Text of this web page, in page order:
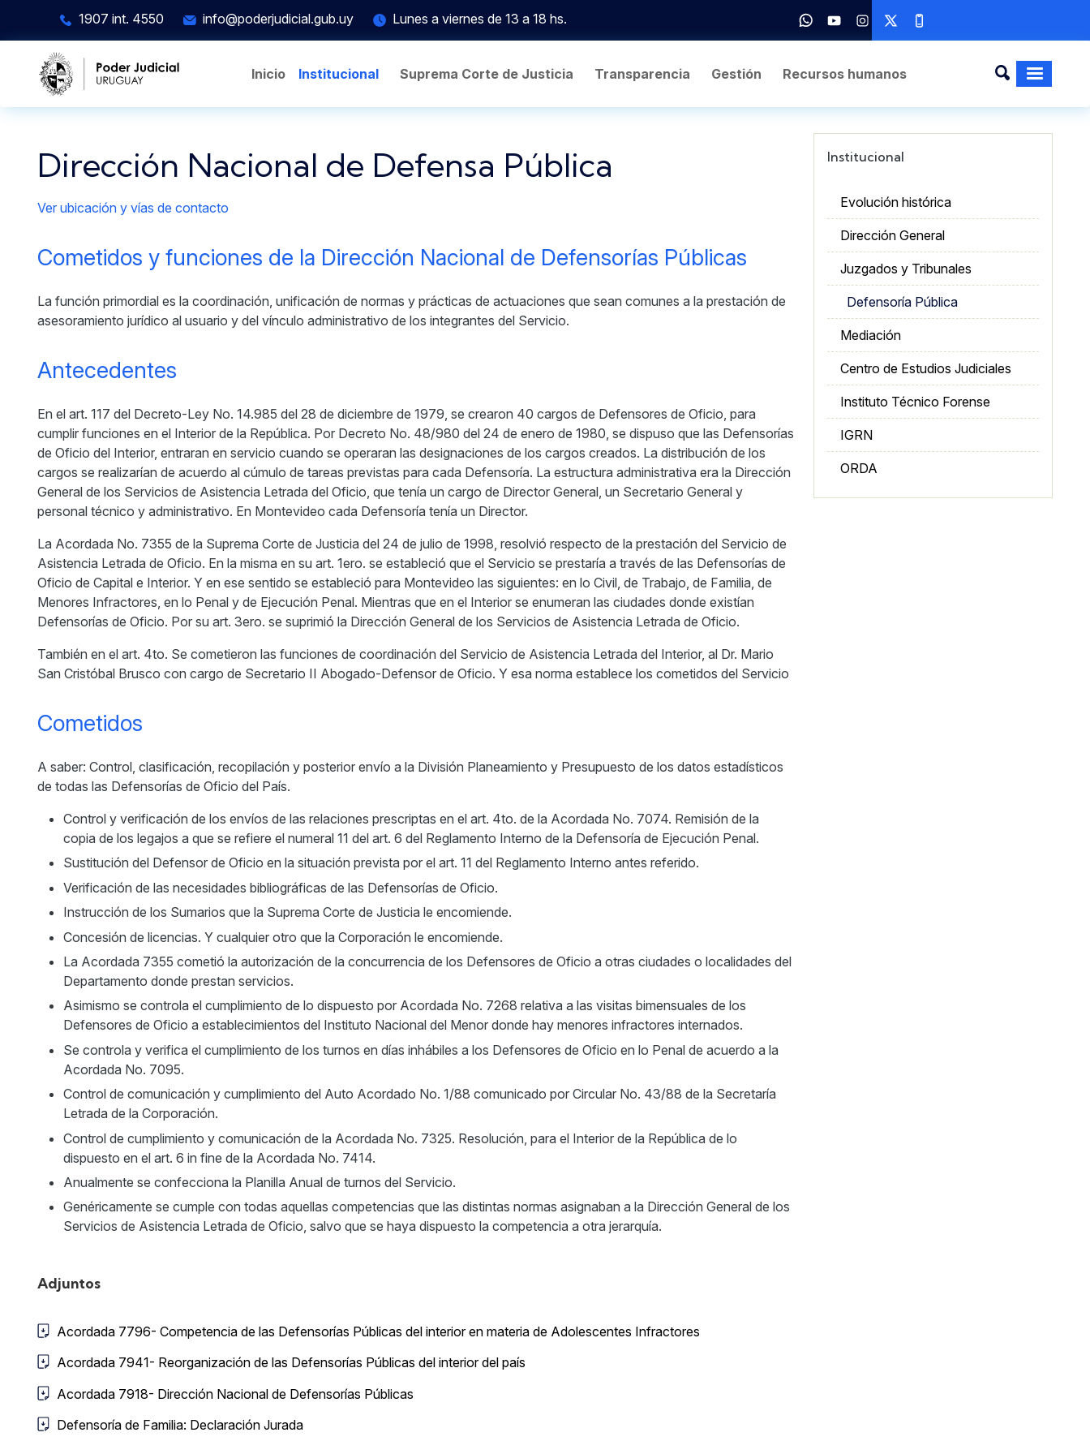
1907 int. 4550 info@poderjudicial.gub.uy Lunes a viernes de 13 a 18 hs.
Inicio Institucional Suprema Corte de Justicia Transparencia Gestión Recursos humanos
Dirección Nacional de Defensa Pública
Ver ubicación y vías de contacto
Cometidos y funciones de la Dirección Nacional de Defensorías Públicas
La función primordial es la coordinación, unificación de normas y prácticas de actuaciones que sean comunes a la prestación de
asesoramiento jurídico al usuario y del vínculo administrativo de los integrantes del Servicio.
Antecedentes
En el art. 117 del Decreto-Ley No. 14.985 del 28 de diciembre de 1979, se crearon 40 cargos de Defensores de Oficio, para
cumplir funciones en el Interior de la República. Por Decreto No. 48/980 del 24 de enero de 1980, se dispuso que las Defensorías
de Oficio del Interior, entraran en servicio cuando se operaran las designaciones de los cargos creados. La distribución de los
cargos se realizarían de acuerdo al cúmulo de tareas previstas para cada Defensoría. La estructura administrativa era la Dirección
General de los Servicios de Asistencia Letrada del Oficio, que tenía un cargo de Director General, un Secretario General y
personal técnico y administrativo. En Montevideo cada Defensoría tenía un Director.
La Acordada No. 7355 de la Suprema Corte de Justicia del 24 de julio de 1998, resolvió respecto de la prestación del Servicio de
Asistencia Letrada de Oficio. En la misma en su art. 1ero. se estableció que el Servicio se prestaría a través de las Defensorías de
Oficio de Capital e Interior. Y en ese sentido se estableció para Montevideo las siguientes: en lo Civil, de Trabajo, de Familia, de
Menores Infractores, en lo Penal y de Ejecución Penal. Mientras que en el Interior se enumeran las ciudades donde existían
Defensorías de Oficio. Por su art. 3ero. se suprimió la Dirección General de los Servicios de Asistencia Letrada de Oficio.
También en el art. 4to. Se cometieron las funciones de coordinación del Servicio de Asistencia Letrada del Interior, al Dr. Mario
San Cristóbal Brusco con cargo de Secretario II Abogado-Defensor de Oficio. Y esa norma establece los cometidos del Servicio
Cometidos
A saber: Control, clasificación, recopilación y posterior envío a la División Planeamiento y Presupuesto de los datos estadísticos
de todas las Defensorías de Oficio del País.
Control y verificación de los envíos de las relaciones prescriptas en el art. 4to. de la Acordada No. 7074. Remisión de la
copia de los legajos a que se refiere el numeral 11 del art. 6 del Reglamento Interno de la Defensoría de Ejecución Penal.
Sustitución del Defensor de Oficio en la situación prevista por el art. 11 del Reglamento Interno antes referido.
Verificación de las necesidades bibliográficas de las Defensorías de Oficio.
Instrucción de los Sumarios que la Suprema Corte de Justicia le encomiende.
Concesión de licencias. Y cualquier otro que la Corporación le encomiende.
La Acordada 7355 cometió la autorización de la concurrencia de los Defensores de Oficio a otras ciudades o localidades del
Departamento donde prestan servicios.
Asimismo se controla el cumplimiento de lo dispuesto por Acordada No. 7268 relativa a las visitas bimensuales de los
Defensores de Oficio a establecimientos del Instituto Nacional del Menor donde hay menores infractores internados.
Se controla y verifica el cumplimiento de los turnos en días inhábiles a los Defensores de Oficio en lo Penal de acuerdo a la
Acordada No. 7095.
Control de comunicación y cumplimiento del Auto Acordado No. 1/88 comunicado por Circular No. 43/88 de la Secretaría
Letrada de la Corporación.
Control de cumplimiento y comunicación de la Acordada No. 7325. Resolución, para el Interior de la República de lo
dispuesto en el art. 6 in fine de la Acordada No. 7414.
Anualmente se confecciona la Planilla Anual de turnos del Servicio.
Genéricamente se cumple con todas aquellas competencias que las distintas normas asignaban a la Dirección General de los
Servicios de Asistencia Letrada de Oficio, salvo que se haya dispuesto la competencia a otra jerarquía.
Adjuntos
Acordada 7796- Competencia de las Defensorías Públicas del interior en materia de Adolescentes Infractores
Acordada 7941- Reorganización de las Defensorías Públicas del interior del país
Acordada 7918- Dirección Nacional de Defensorías Públicas
Defensoría de Familia: Declaración Jurada
Institucional
Evolución histórica
Dirección General
Juzgados y Tribunales
Defensoría Pública
Mediación
Centro de Estudios Judiciales
Instituto Técnico Forense
IGRN
ORDA